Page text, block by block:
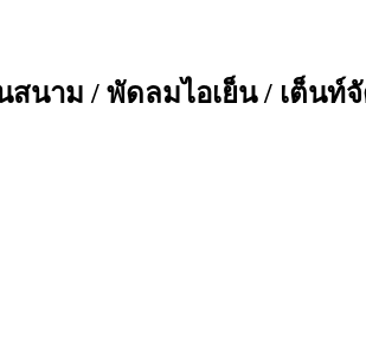
สนาม / พัดลมไอเย็น / เต็นท์